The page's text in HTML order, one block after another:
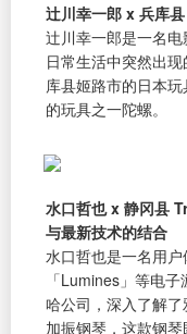
辻󠄀川幸一郎 x 兵库
辻󠄀川幸一郎是一名
日常生活中突然出
库县姬路市的日本
的玩具之一陀螺。
水口哲也 x 静冈县
与最新技术的结合
水口哲也是一名用户
「Lumines」等电
哈公司，深入了解
加振钢琴，这款钢